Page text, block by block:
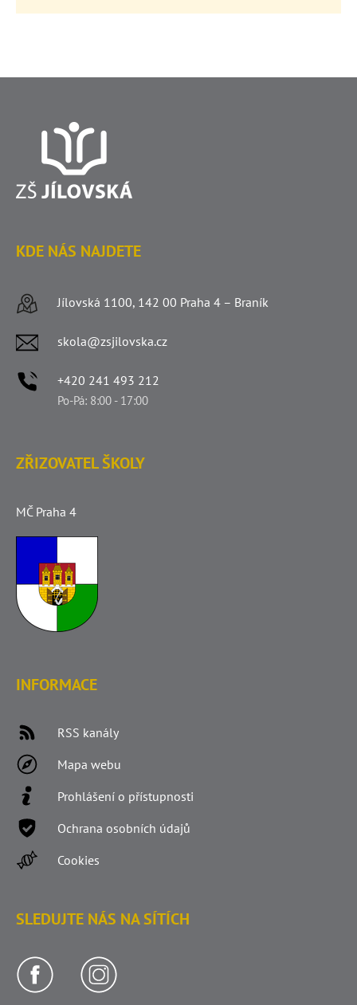
KDE NÁS NAJDETE
Jílovská 1100, 142 00 Praha 4 – Braník
skola@zsjilovska.cz
+420 241 493 212
Po-Pá: 8:00 - 17:00
ZŘIZOVATEL ŠKOLY
MČ Praha 4
INFORMACE
RSS kanály
Mapa webu
Prohlášení o přístupnosti
Ochrana osobních údajů
Cookies
SLEDUJTE NÁS NA SÍTÍCH